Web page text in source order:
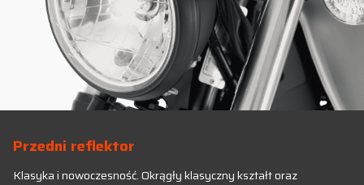
Przedni reflektor
Klasyka i nowoczesność. Okrągły klasyczny kształt oraz